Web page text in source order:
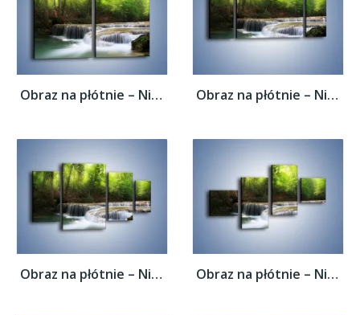
Obraz na płótnie – Niski niegroźny... Obraz na płótnie – Niski niegroźny...
Obraz na płótnie – Niski niegroźny... Obraz na płótnie – Niski niegroźny...